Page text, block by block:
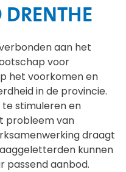
DRENTHE
aan het
voor
het voorkomen en
in de provincie.
stimuleren en
probleem van
draagt
kunnen
passend aanbod.